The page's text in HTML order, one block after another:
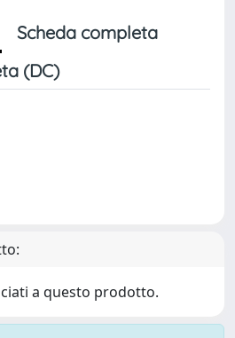
Scheda completa
(DC)
a questo prodotto.